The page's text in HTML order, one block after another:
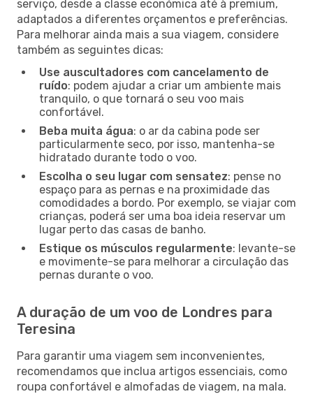
serviço, desde a classe económica até à premium,
adaptados a diferentes orçamentos e preferências.
Para melhorar ainda mais a sua viagem, considere
também as seguintes dicas:
Use auscultadores com cancelamento de
ruído: podem ajudar a criar um ambiente mais
tranquilo, o que tornará o seu voo mais
confortável.
Beba muita água: o ar da cabina pode ser
particularmente seco, por isso, mantenha-se
hidratado durante todo o voo.
Escolha o seu lugar com sensatez: pense no
espaço para as pernas e na proximidade das
comodidades a bordo. Por exemplo, se viajar com
crianças, poderá ser uma boa ideia reservar um
lugar perto das casas de banho.
Estique os músculos regularmente: levante-se
e movimente-se para melhorar a circulação das
pernas durante o voo.
A duração de um voo de Londres para
Teresina
Para garantir uma viagem sem inconvenientes,
recomendamos que inclua artigos essenciais, como
roupa confortável e almofadas de viagem, na mala.